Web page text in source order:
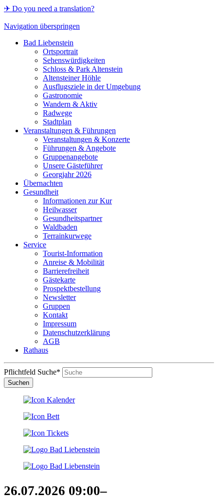
✈ Do you need a translation?
Navigation überspringen
Bad Liebenstein
Ortsportrait
Sehenswürdigkeiten
Schloss & Park Altenstein
Altensteiner Höhle
Ausflugsziele in der Umgebung
Gastronomie
Wandern & Aktiv
Radwege
Stadtplan
Veranstaltungen & Führungen
Veranstaltungen & Konzerte
Führungen & Angebote
Gruppenangebote
Unsere Gästeführer
Georgjahr 2026
Übernachten
Gesundheit
Informationen zur Kur
Heilwasser
Gesundheitspartner
Waldbaden
Terrainkurwege
Service
Tourist-Information
Anreise & Mobilität
Barrierefreiheit
Gästekarte
Prospektbestellung
Newsletter
Gruppen
Kontakt
Impressum
Datenschutzerklärung
AGB
Rathaus
Pflichtfeld Suche*
Suchen
26.07.2026 09:00–